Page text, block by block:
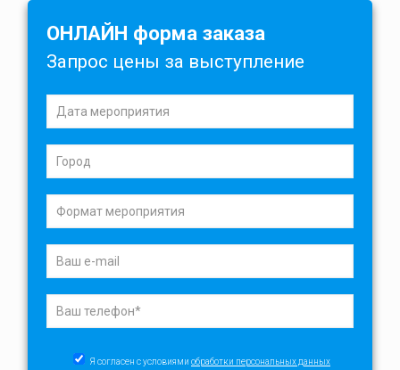
ОНЛАЙН форма заказа
Запрос цены за выступление
Я согласен с условиями обработки персональных данных